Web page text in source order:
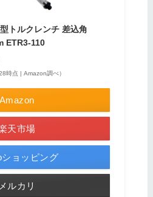
トルクレンチ 差込角
ETR3-110
時点 | Amazon調べ）
Amazon
天市場
ショッピング
メルカリ